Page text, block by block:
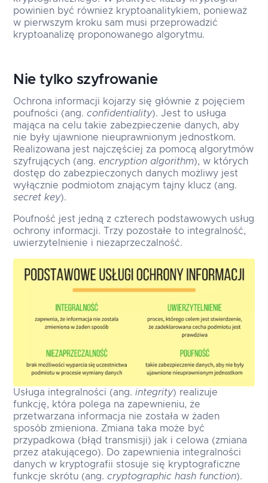
powinien być również kryptoanalitykiem, ponieważ
w pierwszym kroku sam musi przeprowadzić
kryptoanalizę proponowanego algorytmu.
Nie tylko szyfrowanie
Ochrona informacji kojarzy się głównie z pojęciem
poufności (ang.confidentiality). Jest to usługa
mająca na celu takie zabezpieczenie danych, aby
nie były ujawnione nieuprawnionym jednostkom.
Realizowana jest najczęściej za pomocą algorytmów
szyfrujących (ang.encryption algorithm), w których
dostęp do zabezpieczonych danych możliwy jest
wyłącznie podmiotom znającym tajny klucz (ang.
secret key).
Poufność jest jedną z czterech podstawowych usług
ochrony informacji. Trzy pozostałe to integralność,
uwierzytelnienie i niezaprzeczalność.
Usługa integralności (ang.integrity) realizuje
funkcję, która polega na zapewnieniu, że
przetwarzana informacja nie została w żaden
sposób zmieniona. Zmiana taka może być
przypadkowa (błąd transmisji) jak i celowa (zmiana
przez atakującego). Do zapewnienia integralności
danych w kryptografii stosuje się kryptograficzne
funkcje skrótu (ang.cryptographic hash function).